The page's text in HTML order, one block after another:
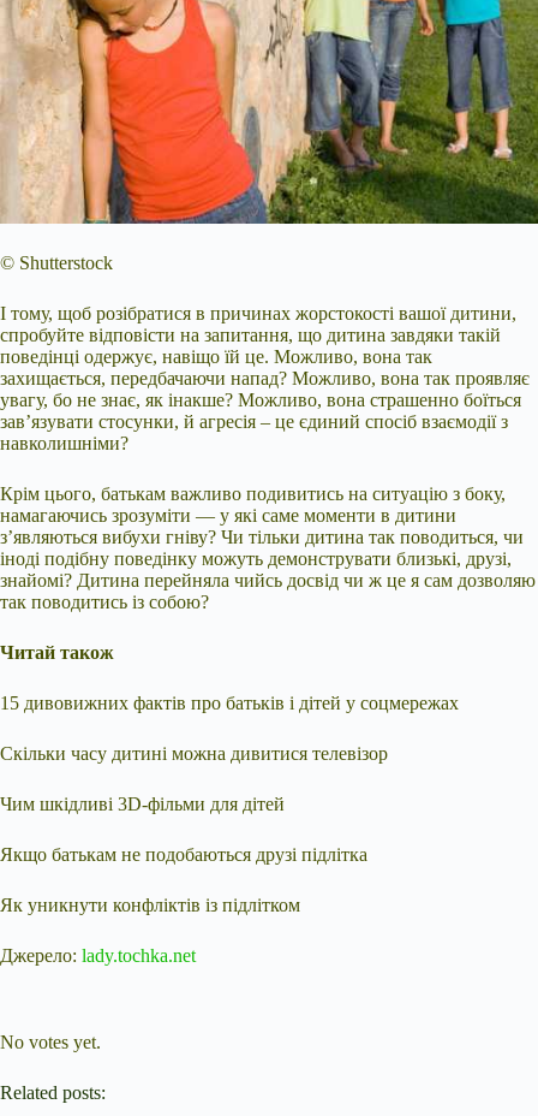
© Shutterstock
І тому, щоб розібратися в причинах жорстокості вашої дитини,
спробуйте відповісти на запитання, що дитина завдяки такій
поведінці одержує, навіщо їй це. Можливо, вона так
захищається, передбачаючи напад? Можливо, вона так проявляє
увагу, бо не знає, як інакше? Можливо, вона страшенно боїться
зав’язувати стосунки, й агресія – це єдиний спосіб взаємодії з
навколишніми?
Крім цього, батькам важливо подивитись на ситуацію з боку,
намагаючись зрозуміти — у які саме моменти в дитини
з’являються вибухи гніву? Чи тільки дитина так поводиться, чи
іноді подібну поведінку можуть демонструвати близькі, друзі,
знайомі? Дитина перейняла чийсь досвід чи ж це я сам дозволяю
так поводитись із собою?
Читай також
15 дивовижних фактів про батьків і дітей у соцмережах
Скільки часу дитині можна дивитися телевізор
Чим шкідливі 3D-фільми для дітей
Якщо батькам не подобаються друзі підлітка
Як уникнути конфліктів із підлітком
Джерело: lady.tochka.net
No votes yet.
Related posts: